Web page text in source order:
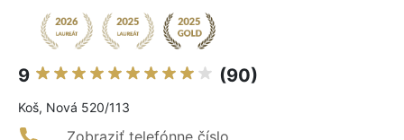
9 (90)
Koš, Nová 520/113